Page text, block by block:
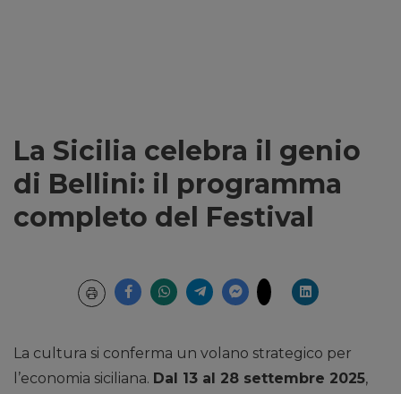
La Sicilia celebra il genio
di Bellini: il programma
completo del Festival
La cultura si conferma un volano strategico per
l’economia siciliana. Dal 13 al 28 settembre 2025,